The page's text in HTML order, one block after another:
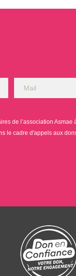
de l’association
le cadre d'appels aux